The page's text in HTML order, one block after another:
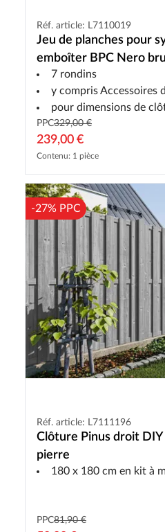
Réf. article: L7110019
Jeu de planches pour
emboîter BPC Nero
7 rondins
y compris Accessoires
pour dimensions de
PPC329,00 €
239,00 €
Contenu: 1 pièce
-27% PPC
Réf. article: L7111196
Clôture Pinus droit
pierre
180 x 180 cm en kit à
PPC81,90 €